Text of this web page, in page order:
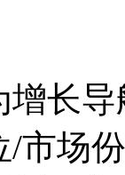
增长导
市场